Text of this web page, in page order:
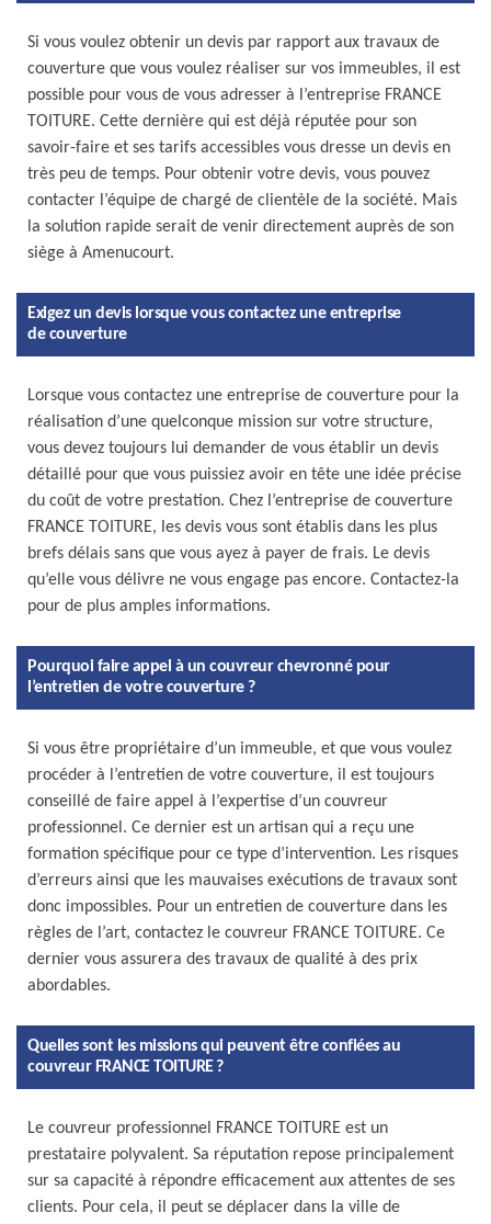
Si vous voulez obtenir un devis par rapport aux travaux de
couverture que vous voulez réaliser sur vos immeubles, il est
possible pour vous de vous adresser à l’entreprise FRANCE
TOITURE. Cette dernière qui est déjà réputée pour son
savoir-faire et ses tarifs accessibles vous dresse un devis en
très peu de temps. Pour obtenir votre devis, vous pouvez
contacter l’équipe de chargé de clientèle de la société. Mais
la solution rapide serait de venir directement auprès de son
siège à Amenucourt.
Exigez un devis lorsque vous contactez une entreprise
de couverture
Lorsque vous contactez une entreprise de couverture pour la
réalisation d’une quelconque mission sur votre structure,
vous devez toujours lui demander de vous établir un devis
détaillé pour que vous puissiez avoir en tête une idée précise
du coût de votre prestation. Chez l’entreprise de couverture
FRANCE TOITURE, les devis vous sont établis dans les plus
brefs délais sans que vous ayez à payer de frais. Le devis
qu’elle vous délivre ne vous engage pas encore. Contactez-la
pour de plus amples informations.
Pourquoi faire appel à un couvreur chevronné pour
l’entretien de votre couverture ?
Si vous être propriétaire d’un immeuble, et que vous voulez
procéder à l’entretien de votre couverture, il est toujours
conseillé de faire appel à l’expertise d’un couvreur
professionnel. Ce dernier est un artisan qui a reçu une
formation spécifique pour ce type d’intervention. Les risques
d’erreurs ainsi que les mauvaises exécutions de travaux sont
donc impossibles. Pour un entretien de couverture dans les
règles de l’art, contactez le couvreur FRANCE TOITURE. Ce
dernier vous assurera des travaux de qualité à des prix
abordables.
Quelles sont les missions qui peuvent être confiées au
couvreur FRANCE TOITURE ?
Le couvreur professionnel FRANCE TOITURE est un
prestataire polyvalent. Sa réputation repose principalement
sur sa capacité à répondre efficacement aux attentes de ses
clients. Pour cela, il peut se déplacer dans la ville de